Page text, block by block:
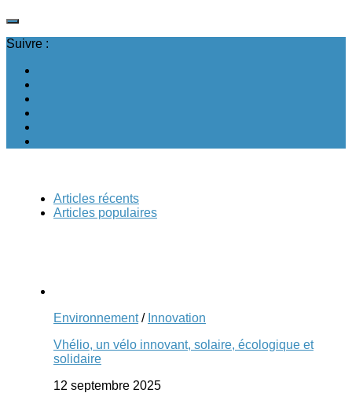
Suivre :
Articles récents
Articles populaires
Environnement/ Innovation
Vhélio, un vélo innovant, solaire, écologique et
solidaire
12 septembre 2025